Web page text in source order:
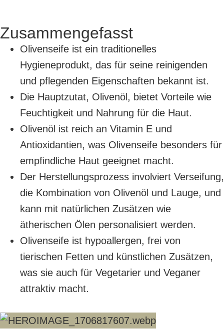
Zusammengefasst
Olivenseife ist ein traditionelles
Hygieneprodukt, das für seine reinigenden
und pflegenden Eigenschaften bekannt ist.
Die Hauptzutat, Olivenöl, bietet Vorteile wie
Feuchtigkeit und Nahrung für die Haut.
Olivenöl ist reich an Vitamin E und
Antioxidantien, was Olivenseife besonders für
empfindliche Haut geeignet macht.
Der Herstellungsprozess involviert Verseifung,
die Kombination von Olivenöl und Lauge, und
kann mit natürlichen Zusätzen wie
ätherischen Ölen personalisiert werden.
Olivenseife ist hypoallergen, frei von
tierischen Fetten und künstlichen Zusätzen,
was sie auch für Vegetarier und Veganer
attraktiv macht.